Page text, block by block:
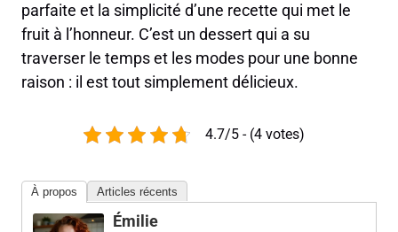
parfaite et la simplicité d’une recette qui met le
fruit à l’honneur. C’est un dessert qui a su
traverser le temps et les modes pour une bonne
raison : il est tout simplement délicieux.
4.7/5 - (4 votes)
À propos Articles récents
Émilie